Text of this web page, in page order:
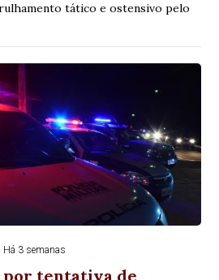
tático e ostensivo pelo
Há 3 semanas
tentativa de